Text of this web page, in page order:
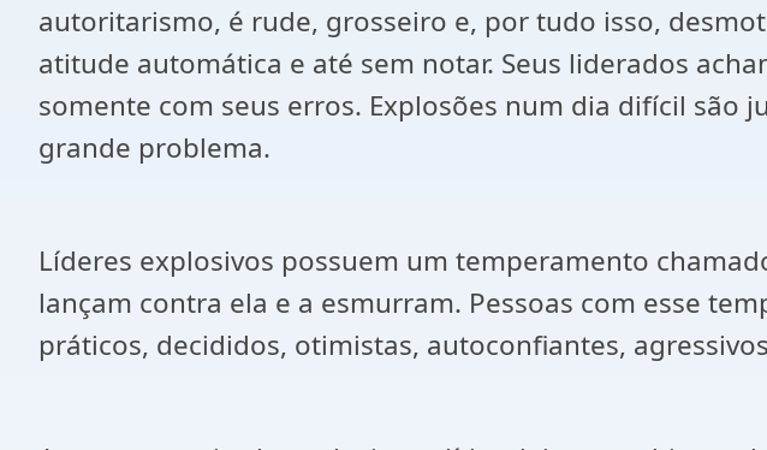
autoritarismo, é rude, grosseiro e, por tudo isso,
atitude automática e até sem notar. Seus liderados
somente com seus erros. Explosões num dia difícil
grande problema.
Líderes explosivos possuem um temperamento
lançam contra ela e a esmurram. Pessoas com esse
práticos, decididos, otimistas, autoconfiantes,